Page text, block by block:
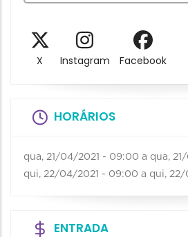
X Instagram Facebook
HORÁRIOS
qua, 21/04/2021 - 09:00 a qua,
qui, 22/04/2021 - 09:00 a qui, 22/
ENTRADA